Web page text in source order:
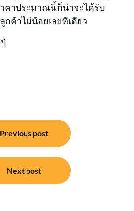
คาประมาณนี้ ก็น่าจะได้รับ
ค้าไม่น้อยเลยทีเดียว
Previous post
Next post